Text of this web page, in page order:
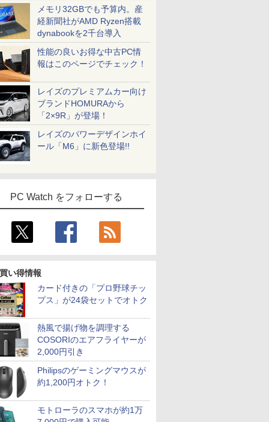
メモリ32GBでも予算内。産
経新聞社がAMD Ryzen搭載
dynabookを2千台導入
性能の良いお得な中古PC情
報はこのページでチェック！
レイズのプレミアムカー向け
ブランドHOMURAから
「2×9R」が登場！
レイズのパワーデザインホイ
ール「M6」に新色登場!!
PC Watch をフォローする
い得情報
カード付きの「プロ野球チッ
プス」が24袋セットでオトク
熱風で揚げ物を調理する
COSORIのエアフライヤーが
2,000円引き
Philipsのゲーミングマウスが
約1,200円オトク！
モトローラのスマホが約1万